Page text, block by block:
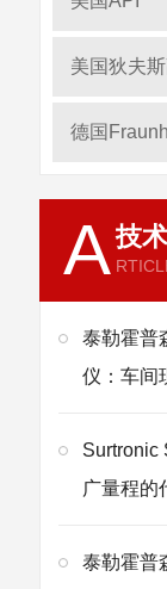
美国狄夫
德国
A技
泰勒霍普
仪：车间
Surtronic
广量程的
泰勒霍普